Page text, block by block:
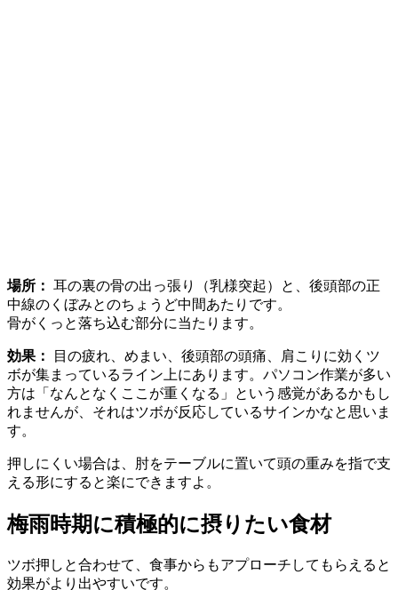
場所： 耳の裏の骨の出っ張り（乳様突起）と、後頭部の正
中線のくぼみとのちょうど中間あたりです。
骨がくっと落ち込む部分に当たります。
効果：
目の疲れ、めまい、後頭部の頭痛、肩こりに効くツ
ボが集まっているライン上にあります。パソコン作業が多い
方は「なんとなくここが重くなる」という感覚があるかもし
れませんが、それはツボが反応しているサインかなと思いま
す。
押しにくい場合は、肘をテーブルに置いて頭の重みを指で支
える形にすると楽にできますよ。
梅雨時期に積極的に摂りたい食材
ツボ押しと合わせて、食事からもアプローチしてもらえると
効果がより出やすいです。